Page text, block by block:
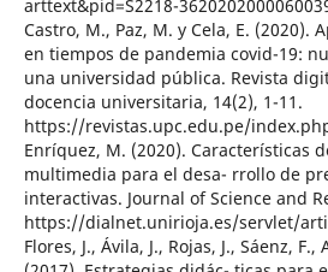
arttext&pid=S2218-
Castro, M., Paz, M. y Cela, E. (2020).
en tiempos de pandemia covid-19:
una universidad pública. Revista
docencia universitaria, 14(2), 1-11.
https://revistas.upc.edu.pe/
Enríquez, M. (2020). Características
multimedia para el desa- rrollo de
interactivas. Journal of Science and
https://dialnet.unirioja.es/servlet/
Flores, J., Ávila, J., Rojas, J., Sáenz, F.,